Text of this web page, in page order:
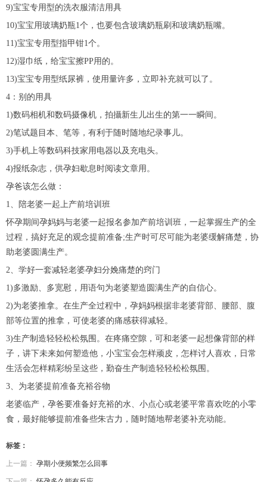
9)宝宝专用型的洗衣服清洁用具
10)宝宝用玻璃奶瓶1个，也要包含玻璃奶瓶刷和玻璃奶瓶嘴。
11)宝宝专用型指甲钳1个。
12)湿巾纸，给宝宝擦PP用的。
13)宝宝专用型纸尿裤，使用量许多，立即补充就可以了。
4：别的用具
1)数码相机和数码摄像机，拍攝新生儿出生的第一一瞬间。
2)笔试题目本、笔等，有利于随时随地纪录事儿。
3)手机上等数码科技家用电器以及充电头。
4)报纸杂志，供孕妇歇息时阅读文章用。
孕爸该怎么做：
1、陪老婆一起上产前培训班
怀孕期间孕妈妈与老婆一起报名参加产前培训班，一起掌握生产的全
过程，搞好充足的观念提前准备;生产时可尽可能为老婆缓解痛楚，协
助老婆圆满生产。
2、学好一套减轻老婆孕妇分娩痛楚的窍门
1)多激励、多宽慰，用语句为老婆塑造圆满生产的自信心。
2)为老婆推拿。在生产全过程中，孕妈妈根据非老婆背部、腰部、腹
部等位置的推拿，可使老婆的痛感获得减轻。
3)生产制造轻轻松松氛围。在疼痛空隙，可和老婆一起想像背部的样
子，讲下未来如何塑造他，小宝宝会怎样顽皮，怎样讨人喜欢，日常
生活会怎样精彩纷呈这些，勤奋生产制造轻轻松松氛围。
3、为老婆提前准备充裕谷物
老婆临产，孕爸要准备好充裕的水、小点心或老婆平常喜欢吃的小零
食，最好能够提前准备些朱古力，随时随地帮老婆补充动能。
标签：
上一篇： 孕期小便频繁怎么回事